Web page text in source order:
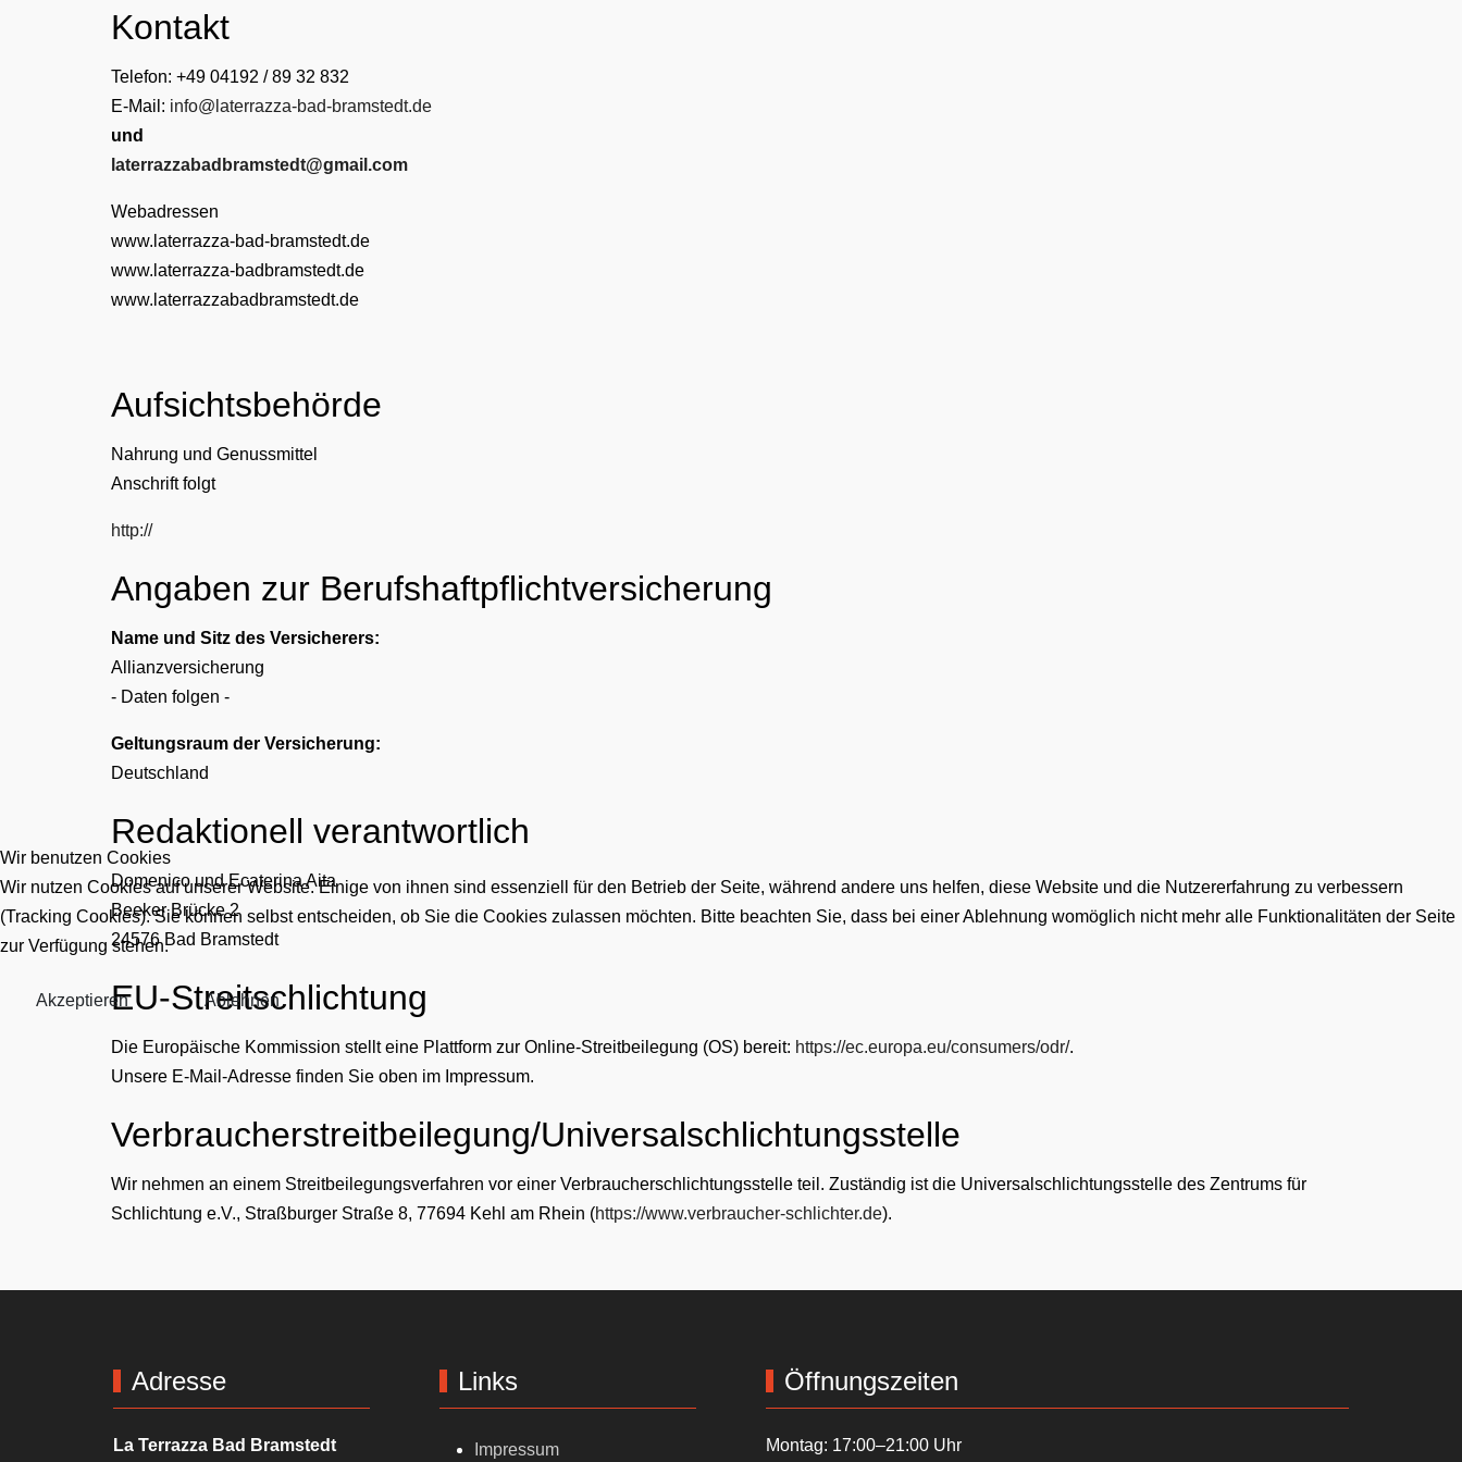
Kontakt
Telefon: +49 04192 / 89 32 832
E-Mail: info@laterrazza-bad-bramstedt.de
und
laterrazzabadbramstedt@gmail.com
Webadressen
www.laterrazza-bad-bramstedt.de
www.laterrazza-badbramstedt.de
www.laterrazzabadbramstedt.de
Aufsichtsbehörde
Nahrung und Genussmittel
Anschrift folgt
http://
Angaben zur Berufs­haftpflicht­versicherung
Name und Sitz des Versicherers:
Allianzversicherung
- Daten folgen -
Geltungsraum der Versicherung:
Deutschland
Redaktionell verantwortlich
Domenico und Ecaterina Aita
Beeker Brücke 2
24576 Bad Bramstedt
EU-Streitschlichtung
Die Europäische Kommission stellt eine Plattform zur Online-Streitbeilegung (OS) bereit: https://ec.europa.eu/consumers/odr/.
Unsere E-Mail-Adresse finden Sie oben im Impressum.
Verbraucher­streit­beilegung/Universal­schlichtungs­stelle
Wir nehmen an einem Streitbeilegungsverfahren vor einer Verbraucherschlichtungsstelle teil. Zuständig ist die Universalschlichtungsstelle des Zentrums für
Schlichtung e.V., Straßburger Straße 8, 77694 Kehl am Rhein (https://www.verbraucher-schlichter.de).
Adresse
La Terrazza Bad Bramstedt
Links
Impressum
Öffnungszeiten
Montag: 17:00–21:00 Uhr
Wir benutzen Cookies
Wir nutzen Cookies auf unserer Website. Einige von ihnen sind essenziell für den Betrieb der Seite, während andere uns helfen, diese Website und die Nutzererfahrung zu verbessern
(Tracking Cookies). Sie können selbst entscheiden, ob Sie die Cookies zulassen möchten. Bitte beachten Sie, dass bei einer Ablehnung womöglich nicht mehr alle Funktionalitäten der Seite
zur Verfügung stehen.
Akzeptieren Ablehnen